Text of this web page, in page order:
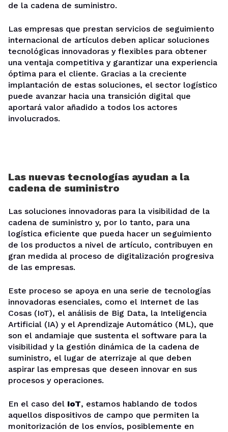
de la cadena de suministro.
Las empresas que prestan servicios de seguimiento
internacional de artículos deben aplicar soluciones
tecnológicas innovadoras y flexibles para obtener
una ventaja competitiva y garantizar una experiencia
óptima para el cliente. Gracias a la creciente
implantación de estas soluciones, el sector logístico
puede avanzar hacia una transición digital que
aportará valor añadido a todos los actores
involucrados.
Las nuevas tecnologías ayudan a la
cadena de suministro
Las soluciones innovadoras para la visibilidad de la
cadena de suministro y, por lo tanto, para una
logística eficiente que pueda hacer un seguimiento
de los productos a nivel de artículo, contribuyen en
gran medida al proceso de digitalización progresiva
de las empresas.
Este proceso se apoya en una serie de tecnologías
innovadoras esenciales, como el Internet de las
Cosas (IoT), el análisis de Big Data, la Inteligencia
Artificial (IA) y el Aprendizaje Automático (ML), que
son el andamiaje que sustenta el software para la
visibilidad y la gestión dinámica de la cadena de
suministro, el lugar de aterrizaje al que deben
aspirar las empresas que deseen innovar en sus
procesos y operaciones.
En el caso del IoT, estamos hablando de todos
aquellos dispositivos de campo que permiten la
monitorización de los envíos, posiblemente en